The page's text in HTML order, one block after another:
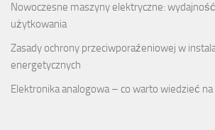
Nowoczesne maszyny elektryczne:
użytkowania
Zasady ochrony przeciwporaźeniowej w
energetycznych
Elektronika analogowa – co warto wiedzieć